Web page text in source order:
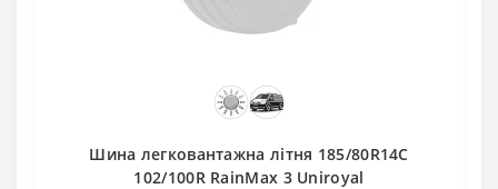
Шина легковантажна літня 185/80R14C
102/100R RainMax 3 Uniroyal